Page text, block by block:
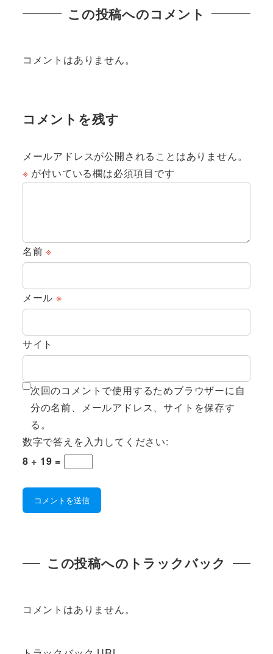
この投稿へのコメント
コメントはありません。
コメントを残す
メールアドレスが公開されることはありません。
※ が付いている欄は必須項目です
名前※
メール ※
サイト
次回のコメントで使用するためブラウザーに自
分の名前、メールアドレス、サイトを保存す
る。
数字で答えを入力してください:
8 + 19 =
この投稿へのトラックバック
コメントはありません。